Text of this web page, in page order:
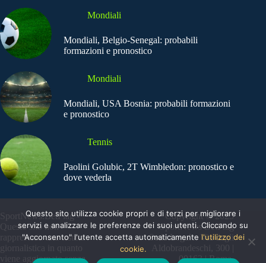
Mondiali
Mondiali, Belgio-Senegal: probabili
formazioni e pronostico
Mondiali
Mondiali, USA Bosnia: probabili formazioni
e pronostico
Tennis
Paolini Golubic, 2T Wimbledon: pronostico e
dove vederla
SportNews.BetFlag -
Questo sito non
rappresenta una testata
giornalistica in quanto
viene aggiornato senza
Copyright © 2025
SportNews BetFlag
Sede Legale: Via degli
Aldobrandeschi, 300 |
00163 | Roma
Questo sito utilizza cookie propri e di terzi per migliorare i
servizi e analizzare le preferenze dei suoi utenti. Cliccando su
"Acconsento" l'utente accetta automaticamente l'utilizzo dei
cookie.